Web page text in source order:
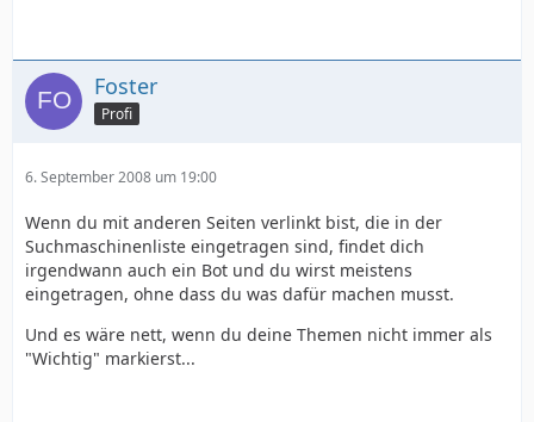
Foster
Profi
6. September 2008 um 19:00
Wenn du mit anderen Seiten verlinkt bist, die in der
Suchmaschinenliste eingetragen sind, findet dich
irgendwann auch ein Bot und du wirst meistens
eingetragen, ohne dass du was dafür machen musst.
Und es wäre nett, wenn du deine Themen nicht immer als
"Wichtig" markierst...